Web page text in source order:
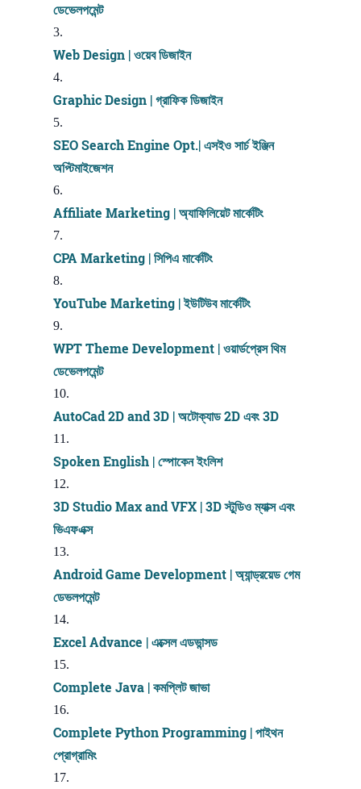
ডেভেলপমেন্ট
Web Design | ওয়েব ডিজাইন
Graphic Design | গ্রাফিক ডিজাইন
SEO Search Engine Opt.| এসইও সার্চ ইঞ্জিন
অপ্টিমাইজেশন
Affiliate Marketing | অ্যাফিলিয়েট মার্কেটিং
CPA Marketing | সিপিএ মার্কেটিং
YouTube Marketing | ইউটিউব মার্কেটিং
WPT Theme Development | ওয়ার্ডপ্রেস থিম
ডেভেলপমেন্ট
AutoCad 2D and 3D | অটোক্যাড 2D এবং 3D
Spoken English | স্পোকেন ইংলিশ
3D Studio Max and VFX | 3D স্টুডিও ম্যাক্স এবং
ভিএফএক্স
Android Game Development | অ্যান্ড্রয়েড গেম
ডেভলপমেন্ট
Excel Advance | এক্সেল এডভান্সড
Complete Java | কমপ্লিট জাভা
Complete Python Programming | পাইথন
প্রোগ্রামিং